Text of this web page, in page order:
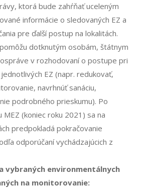
ktorá bude zahŕňať uceleným
informácie o sledovaných EZ a
pre ďalší postup na lokalitách.
dotknutým osobám, štátnym
v rozhodovaní o postupe pri
EZ (napr. redukovať,
navrhnúť sanáciu,
podrobného prieskumu). Po
(koniec roku 2021) sa na
predpokladá pokračovanie
odporúčaní vychádzajúcich z
vybraných environmentálnych
na monitorovanie: